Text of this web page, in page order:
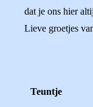
dat je ons hier
Lieve groetjes
Teuntje